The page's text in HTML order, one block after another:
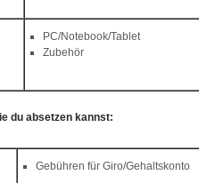
PC/Notebook/Tablet
Zubehör
du absetzen kannst:
Gebühren für Giro/Gehaltskonto